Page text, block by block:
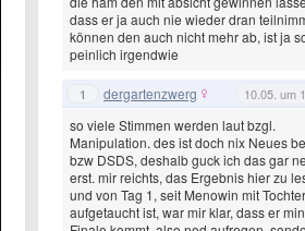
dass er ja auch nie wieder dran
können den auch nicht mehr ab, ist ja
peinlich irgendwie
1 dergartenzwerg 10.05. um
so viele Stimmen werden laut bzgl.
Manipulation. des ist doch nix Neues
bzw DSDS, deshalb guck ich das gar
erst. mir reichts, das Ergebnis hier zu
und von Tag 1, seit Menowin mit Tochter
aufgetaucht ist, war mir klar, dass er